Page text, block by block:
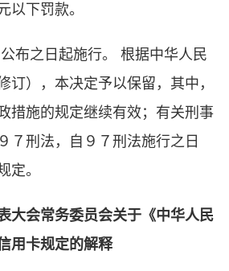
以下罚款。
布之日起施行。 根据中华人民
订），本决定予以保留，其中，
措施的规定继续有效；有关刑事
７刑法，自９７刑法施行之日
定。
大会常务委员会关于《中华人民
用卡规定的解释